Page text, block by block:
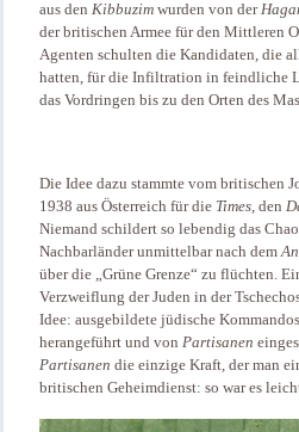
aus den Kibbuzim wurden von der
der britischen Armee für den Mittleren
Agenten schulten die Kandidaten, die
hatten, für die Infiltration in feindliche
das Vordringen bis zu den Orten des
Die Idee dazu stammte vom britischen
1938 aus Österreich für die Times, den
Niemand schildert so lebendig das
Nachbarländer unmittelbar nach dem
über die „Grüne Grenze“ zu flüchten.
Verzweiflung der Juden in der
Idee: ausgebildete jüdische
herangeführt und von Partisanen
Partisanen die einzige Kraft, der man
britischen Geheimdienst: so war es